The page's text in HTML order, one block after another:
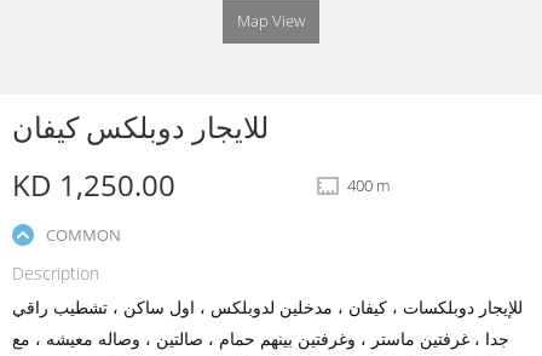
Map View
للايجار دوبلكس كيفان
KD 1,250.00
400 m
COMMON
Description
للإيجار دوبلكسات ، كيفان ، مدخلين لدوبلكس ، اول ساكن ، تشطيب راقي
جدا ، غرفتين ماستر ، وغرفتين بينهم حمام ، صالتين ، وصاله معيشه ، مع